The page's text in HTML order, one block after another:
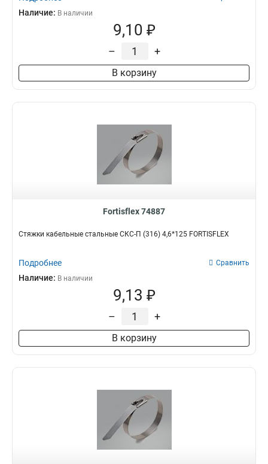
Наличие: В наличии
9,10 ₽
– +
В корзину
Fortisflex 74887
Стяжки кабельные стальные СКС-П (316) 4,6*125 FORTISFLEX
Подробнее Сравнить
Наличие: В наличии
9,13 ₽
– +
В корзину